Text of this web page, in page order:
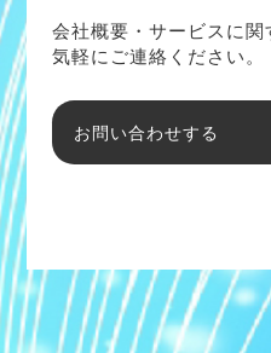
会社概要・サービスに
気軽にご連絡ください。
お問い合わせする